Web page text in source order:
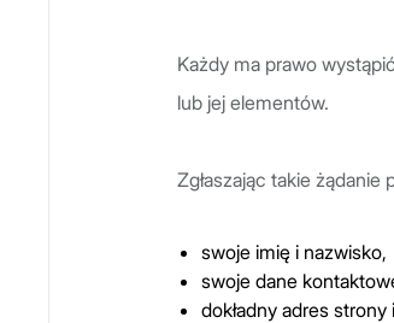
Każdy ma prawo
lub jej elementów.
Zgłaszając takie żądanie
swoje imię i nazwisko,
swoje dane
dokładny adres